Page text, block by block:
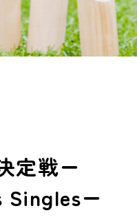
定戦ー
Singlesー